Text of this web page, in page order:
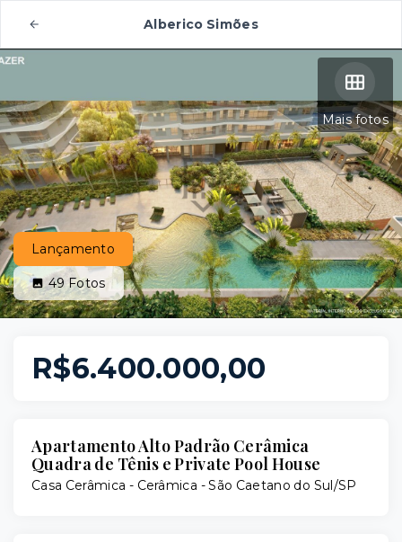
Alberico Simões
Mais fotos
Lançamento
49 Fotos
R$6.400.000,00
Apartamento Alto Padrão Cerâmica
Quadra de Tênis e Private Pool House
Casa Cerâmica - Cerâmica - São Caetano do Sul/SP